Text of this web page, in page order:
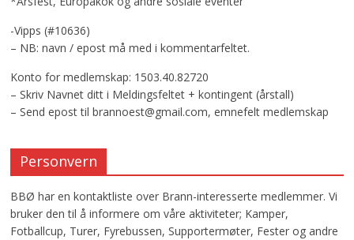
-Vipps (#10636)
– NB: navn / epost må med i kommentarfeltet.
Konto for medlemskap: 1503.40.82720
– Skriv Navnet ditt i Meldingsfeltet + kontingent (årstall)
– Send epost til brannoest@gmail.com, emnefelt medlemskap
Personvern
BBØ har en kontaktliste over Brann-interesserte medlemmer. Vi
bruker den til å informere om våre aktiviteter; Kamper,
Fotballcup, Turer, Fyrebussen, Supportermøter, Fester og andre